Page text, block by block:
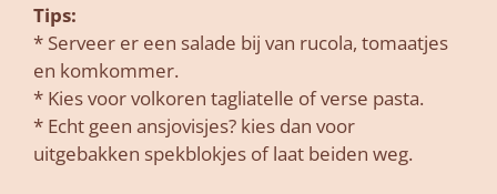
Tips:
* Serveer er een salade bij van rucola, tomaatjes
en komkommer.
* Kies voor volkoren tagliatelle of verse pasta.
* Echt geen ansjovisjes? kies dan voor
uitgebakken spekblokjes of laat beiden weg.